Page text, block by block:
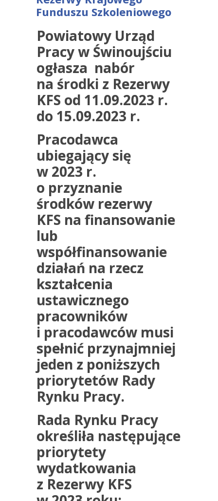
Funduszu Szkoleniowego
Powiatowy Urząd
Pracy w Świnoujściu
ogłasza nabór
na środki z Rezerwy
KFS od 11.09.2023 r.
do 15.09.2023 r.
Pracodawca
ubiegający się
w 2023 r.
o przyznanie
środków rezerwy
KFS na finansowanie
lub
współfinansowanie
działań na rzecz
kształcenia
ustawicznego
pracowników
i pracodawcówmusi
spełnić przynajmniej
jeden z poniższych
priorytetów Rady
Rynku Pracy.
Rada Rynku Pracy
określiła następujące
priorytety
wydatkowania
z Rezerwy KFS